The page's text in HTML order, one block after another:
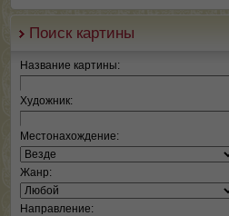
Поиск картины
Название картины:
Художник:
Местонахождение:
Жанр:
Направление: